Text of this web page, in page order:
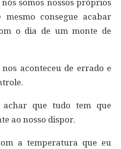
somos nossos próprios
mesmo consegue acabar
o dia de um monte de
aconteceu de errado e
que tudo tem que
ao nosso dispor.
a temperatura que eu